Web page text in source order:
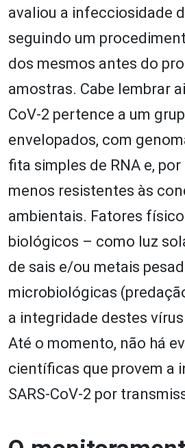
avaliou a infecciosidade
seguindo um
dos mesmos antes do
amostras. Cabe lembrar
CoV-2 pertence a um
envelopados, com
fita simples de RNA e, por
menos resistentes às
ambientais. Fatores
biológicos – como luz
de sais e/ou metais
microbiológicas
a integridade destes
Até o momento, não há
científicas que provem a
SARS-CoV-2 por